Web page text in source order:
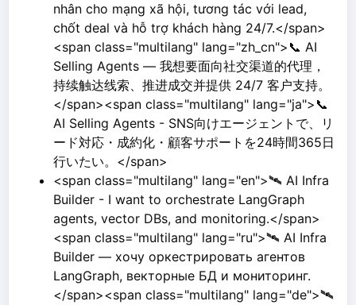
nhân cho mạng xã hội, tương tác với lead,
chốt deal và hỗ trợ khách hàng 24/7.</span>
<span class="multilang" lang="zh_cn">📞 AI
Selling Agents — 我想要面向社交渠道的代理，
持续触达线索、推进成交并提供 24/7 客户支持。
</span><span class="multilang" lang="ja">📞
AI Selling Agents - SNS向けエージェントで、リ
ード対応・成約化・顧客サポートを24時間365日
行いたい。</span>
<span class="multilang" lang="en">🛰️ AI Infra
Builder - I want to orchestrate LangGraph
agents, vector DBs, and monitoring.</span>
<span class="multilang" lang="ru">🛰️ AI Infra
Builder — хочу оркестрировать агентов
LangGraph, векторные БД и мониторинг.
</span><span class="multilang" lang="de">🛰️